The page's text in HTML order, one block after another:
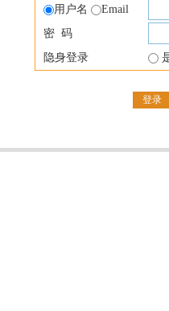
用户名
Email
密 码
隐身登录